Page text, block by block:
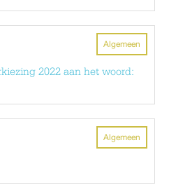
Algemeen
2022 aan het woord:
Algemeen